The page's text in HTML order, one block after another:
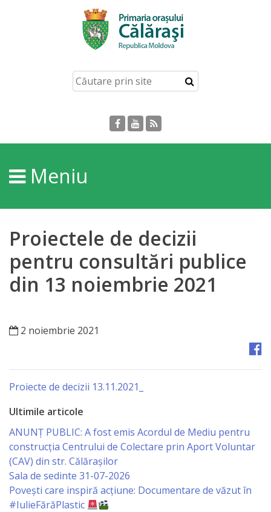
Despre
Orașului
Personalități
Regulamente
Orașe
înfrățite
Strategii
de
Stat
al
Actelor
Locale
Primăria
Meniu
Proiectele de decizii
pentru consultări publice
din 13 noiembrie 2021
2 noiembrie 2021
Proiecte de decizii 13.11.2021_
Ultimile articole
ANUNȚ PUBLIC: A fost emis Acordul de Mediu pentru
construcția Centrului de Colectare prin Aport Voluntar
(CAV) din str. Călărașilor
Sala de sedinte 31-07-2026
Povești care inspiră acțiune: Documentare de văzut în
#IulieFărăPlastic